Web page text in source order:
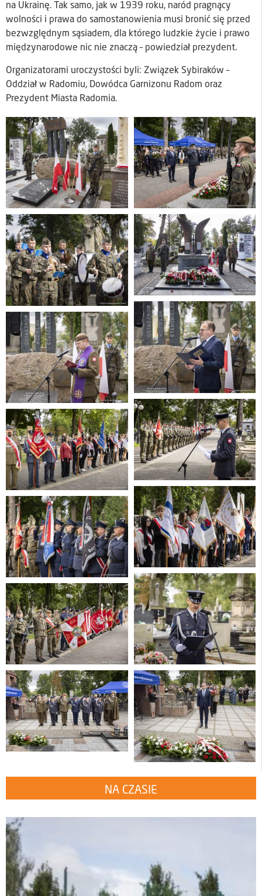
na Ukrainę. Tak samo, jak w 1939 roku, naród pragnący
wolności i prawa do samostanowienia musi bronić się przed
bezwzględnym sąsiadem, dla którego ludzkie życie i prawo
międzynarodowe nic nie znaczą – powiedział prezydent.
Organizatorami uroczystości byli: Związek Sybiraków –
Oddział w Radomiu, Dowódca Garnizonu Radom oraz
Prezydent Miasta Radomia.
NA CZASIE